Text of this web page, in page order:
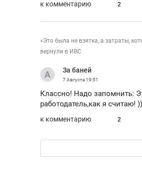
к комментарию 2
«Это была не взятка, а затраты,
вернули в ИВС
За баней
7 Августа19:51
Классно! Надо запомнить:
работодатель,как я считаю!
к комментарию 2